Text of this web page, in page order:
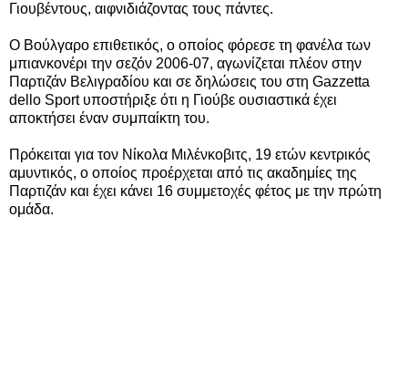
Γιουβέντους, αιφνιδιάζοντας τους πάντες.
Ο Βούλγαρο επιθετικός, ο οποίος φόρεσε τη φανέλα των
μπιανκονέρι την σεζόν 2006-07, αγωνίζεται πλέον στην
Παρτιζάν Βελιγραδίου και σε δηλώσεις του στη Gazzetta
dello Sport υποστήριξε ότι η Γιούβε ουσιαστικά έχει
αποκτήσει έναν συμπαίκτη του.
Πρόκειται για τον Νίκολα Μιλένκοβιτς, 19 ετών κεντρικός
αμυντικός, ο οποίος προέρχεται από τις ακαδημίες της
Παρτιζάν και έχει κάνει 16 συμμετοχές φέτος με την πρώτη
ομάδα.